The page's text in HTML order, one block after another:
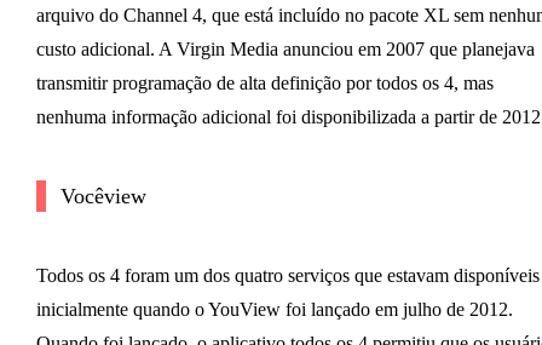
arquivo do Channel 4, que está incluído no pacote XL sem
custo adicional. A Virgin Media anunciou em 2007 que planejava
transmitir programação de alta definição por todos os 4, mas
nenhuma informação adicional foi disponibilizada a partir de
Vocêview
Todos os 4 foram um dos quatro serviços que estavam disponíveis
inicialmente quando o YouView foi lançado em julho de 2012.